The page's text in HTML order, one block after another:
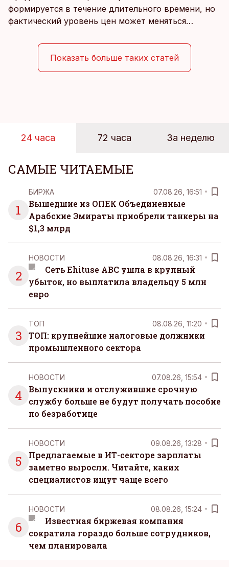
формируется в течение длительного времени, но
фактический уровень цен может меняться
магазинов. Масштабное исследование цен,
проведенное в апреле, проливает свет на
реальную картину уровня цен в крупнейших
Показать больше таких статей
24 часа 72 часа За неделю
САМЫЕ ЧИТАЕМЫЕ
1
БИРЖА 07.08.26, 16:51
Вышедшие из ОПЕК Объединенные
Арабские Эмираты приобрели танкеры на
$1,3 млрд
2
НОВОСТИ 08.08.26, 16:31
Сеть Ehituse ABC ушла в крупный
убыток, но выплатила владельцу 5 млн
евро
3
ТОП 08.08.26, 11:20
ТОП: крупнейшие налоговые должники
промышленного сектора
4
НОВОСТИ 07.08.26, 15:54
Выпускники и отслужившие срочную
службу больше не будут получать пособие
по безработице
5
НОВОСТИ 09.08.26, 13:28
Предлагаемые в ИТ-секторе зарплаты
заметно выросли. Читайте, каких
специалистов ищут чаще всего
6
НОВОСТИ 08.08.26, 15:24
Известная биржевая компания
сократила гораздо больше сотрудников,
чем планировала